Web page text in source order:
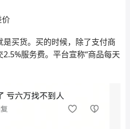
价
买货。买的时候，除了支付商
服务费。平台宣称“商品每天